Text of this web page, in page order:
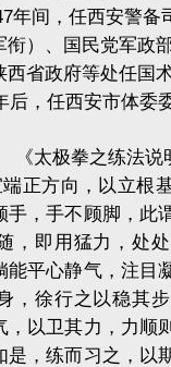
年间，任西安警备
衔）、国民党军政
省政府等处任国
后，任西安市体委
《太极拳之练法说
正方向，以立根
手，手不顾脚，此
，即用猛力，处
能平心静气，注目
，徐行之以稳其
，以卫其力，力顺
是，练而习之，以